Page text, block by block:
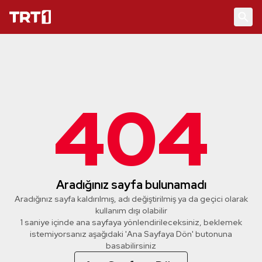
404
Aradığınız sayfa bulunamadı
Aradığınız sayfa kaldırılmış, adı değiştirilmiş ya da geçici olarak
kullanım dışı olabilir
1 saniye içinde ana sayfaya yönlendirileceksiniz, beklemek
istemiyorsanız aşağıdaki 'Ana Sayfaya Dön' butonuna
basabilirsiniz